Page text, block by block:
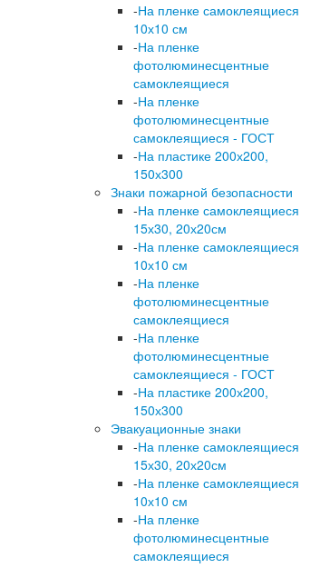
-На пленке самоклеящиеся
10х10 см
-На пленке
фотолюминесцентные
самоклеящиеся
-На пленке
фотолюминесцентные
самоклеящиеся - ГОСТ
-На пластике 200х200,
150х300
Знаки пожарной безопасности
-На пленке самоклеящиеся
15х30, 20х20см
-На пленке самоклеящиеся
10х10 см
-На пленке
фотолюминесцентные
самоклеящиеся
-На пленке
фотолюминесцентные
самоклеящиеся - ГОСТ
-На пластике 200х200,
150х300
Эвакуационные знаки
-На пленке самоклеящиеся
15х30, 20х20см
-На пленке самоклеящиеся
10х10 см
-На пленке
фотолюминесцентные
самоклеящиеся